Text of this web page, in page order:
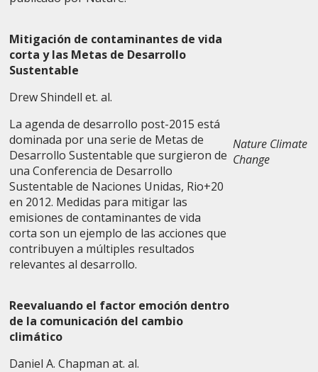
Mitigación de contaminantes de vida
corta y las Metas de Desarrollo
Sustentable
Drew Shindell et. al.
La agenda de desarrollo post-2015 está
dominada por una serie de Metas de
Desarrollo Sustentable que surgieron de
una Conferencia de Desarrollo
Sustentable de Naciones Unidas, Rio+20
en 2012. Medidas para mitigar las
emisiones de contaminantes de vida
corta son un ejemplo de las acciones que
contribuyen a múltiples resultados
relevantes al desarrollo.
Nature Climate
Change
Reevaluando el factor emoción dentro
de la comunicación del cambio
climático
Daniel A. Chapman at. al.